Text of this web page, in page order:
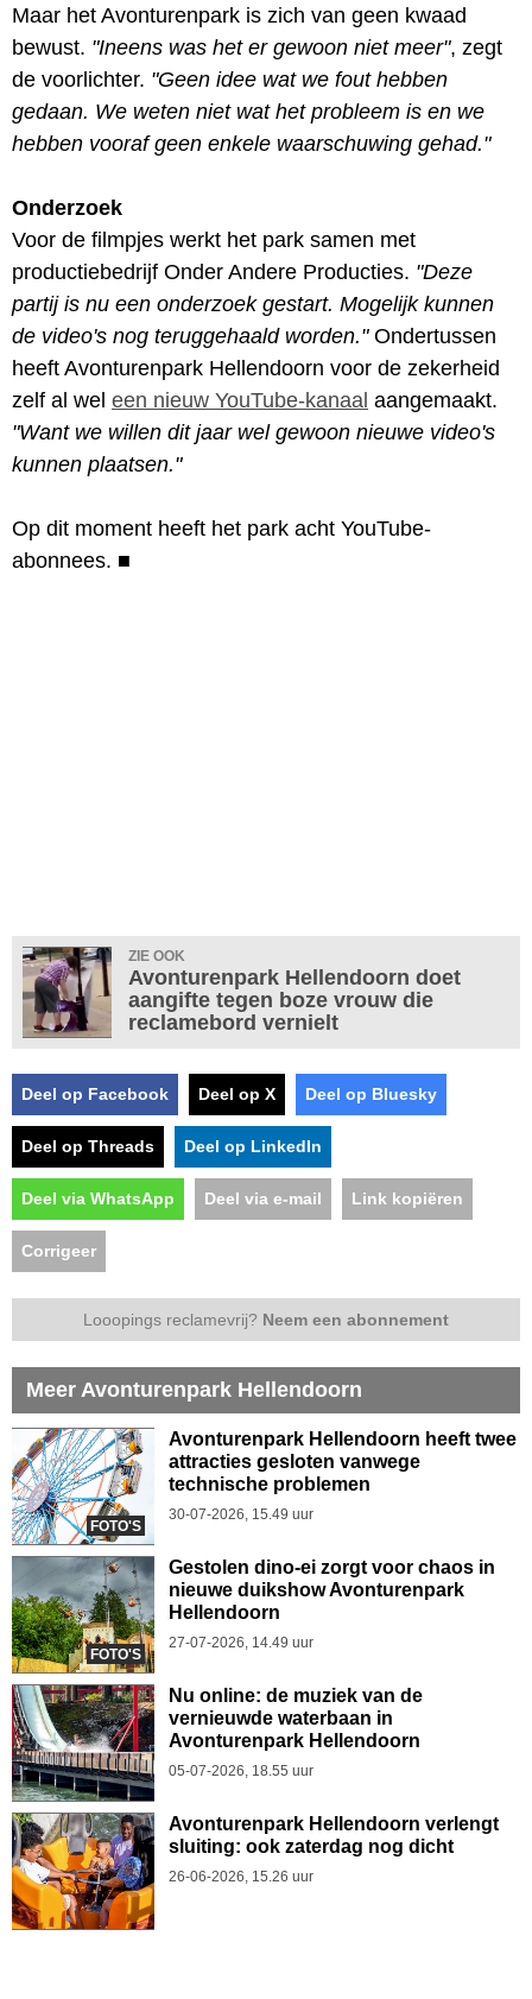
Maar het Avonturenpark is zich van geen kwaad
bewust. "Ineens was het er gewoon niet meer", zegt
de voorlichter. "Geen idee wat we fout hebben
gedaan. We weten niet wat het probleem is en we
hebben vooraf geen enkele waarschuwing gehad."
Onderzoek
Voor de filmpjes werkt het park samen met
productiebedrijf Onder Andere Producties. "Deze
partij is nu een onderzoek gestart. Mogelijk kunnen
de video's nog teruggehaald worden."Ondertussen
heeft Avonturenpark Hellendoorn voor de zekerheid
zelf al wel een nieuw YouTube-kanaal aangemaakt.
"Want we willen dit jaar wel gewoon nieuwe video's
kunnen plaatsen."
Op dit moment heeft het park acht YouTube-
abonnees. ■
ZIE OOK
Avonturenpark Hellendoorn doet
aangifte tegen boze vrouw die
reclamebord vernielt
Deel op Facebook Deel op X Deel op Bluesky
Deel op Threads Deel op LinkedIn
Deel via WhatsApp Deel via e-mail Link kopiëren
Corrigeer
Looopings reclamevrij? Neem een abonnement
Meer Avonturenpark Hellendoorn
FOTO'S
Avonturenpark Hellendoorn heeft twee
attracties gesloten vanwege
technische problemen
30-07-2026, 15.49 uur
FOTO'S
Gestolen dino-ei zorgt voor chaos in
nieuwe duikshow Avonturenpark
Hellendoorn
27-07-2026, 14.49 uur
Nu online: de muziek van de
vernieuwde waterbaan in
Avonturenpark Hellendoorn
05-07-2026, 18.55 uur
Avonturenpark Hellendoorn verlengt
sluiting: ook zaterdag nog dicht
26-06-2026, 15.26 uur